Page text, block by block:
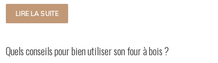
LIRE LA SUITE
Quels conseils pour bien utiliser son four à bois ?